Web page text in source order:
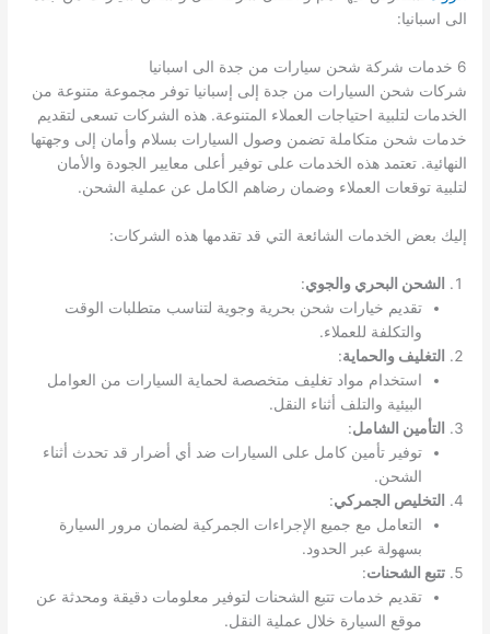
الى اسبانيا:
6 خدمات شركة شحن سيارات من جدة الى اسبانيا
شركات شحن السيارات من جدة إلى إسبانيا توفر مجموعة متنوعة من
الخدمات لتلبية احتياجات العملاء المتنوعة. هذه الشركات تسعى لتقديم
خدمات شحن متكاملة تضمن وصول السيارات بسلام وأمان إلى وجهتها
النهائية. تعتمد هذه الخدمات على توفير أعلى معايير الجودة والأمان
لتلبية توقعات العملاء وضمان رضاهم الكامل عن عملية الشحن.
إليك بعض الخدمات الشائعة التي قد تقدمها هذه الشركات:
الشحن البحري والجوي:
تقديم خيارات شحن بحرية وجوية لتناسب متطلبات الوقت
والتكلفة للعملاء.
التغليف والحماية:
استخدام مواد تغليف متخصصة لحماية السيارات من العوامل
البيئية والتلف أثناء النقل.
التأمين الشامل:
توفير تأمين كامل على السيارات ضد أي أضرار قد تحدث أثناء
الشحن.
التخليص الجمركي:
التعامل مع جميع الإجراءات الجمركية لضمان مرور السيارة
بسهولة عبر الحدود.
تتبع الشحنات:
تقديم خدمات تتبع الشحنات لتوفير معلومات دقيقة ومحدثة عن
موقع السيارة خلال عملية النقل.